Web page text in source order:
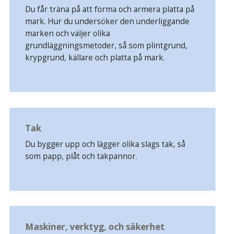
Du får träna på att forma och armera platta på
mark. Hur du undersöker den underliggande
marken och väljer olika
grundläggningsmetoder, så som plintgrund,
krypgrund, källare och platta på mark.
Tak
Du bygger upp och lägger olika slags tak, så
som papp, plåt och takpannor.
Maskiner, verktyg, och säkerhet